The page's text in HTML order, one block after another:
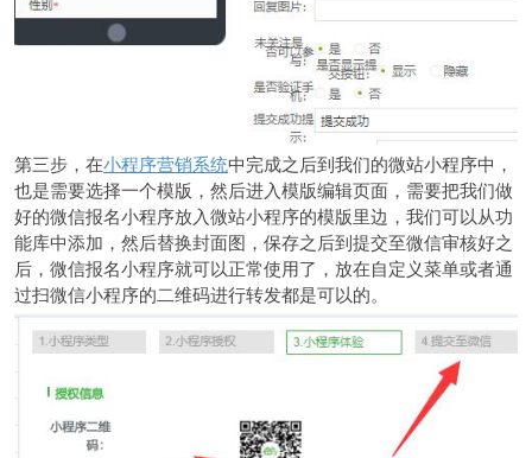
第三步，在小程序营销系统中完成之后到我们的微站小程序中，
也是需要选择一个模版，然后进入模版编辑页面，需要把我们做
好的微信报名小程序放入微站小程序的模版里边，我们可以从功
能库中添加，然后替换封面图，保存之后到提交至微信审核好之
后，微信报名小程序就可以正常使用了，放在自定义菜单或者通
过扫微信小程序的二维码进行转发都是可以的。